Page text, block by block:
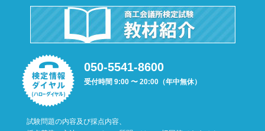
050-5541-8600
受付時間 9:00 〜 20:00（年中無休）
試験問題の内容及び採点内容、